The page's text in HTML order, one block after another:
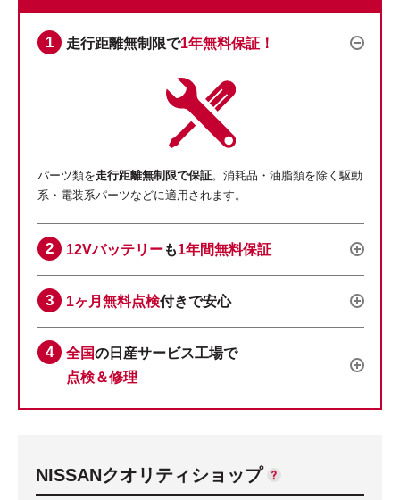
走行距離無制限で1年無料保証！
パーツ類を走行距離無制限で保証。消耗品・油脂類を除く駆動
系・電装系パーツなどに適用されます。
12Vバッテリーも1年間無料保証
1ヶ月無料点検付きで安心
全国の日産サービス工場で
点検＆修理
NISSANクオリティショップ